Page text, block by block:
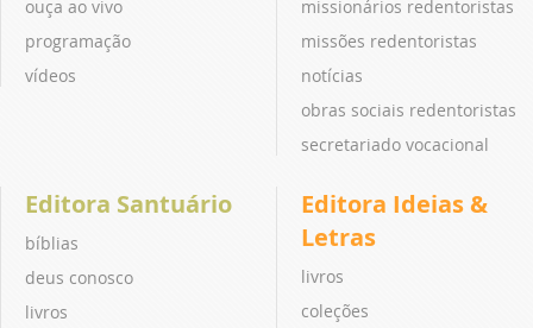
ouça ao vivo
programação
vídeos
missionários redentoristas
missões redentoristas
notícias
obras sociais redentoristas
secretariado vocacional
Editora Santuário
bíblias
deus conosco
livros
Editora Ideias &
Letras
livros
coleções